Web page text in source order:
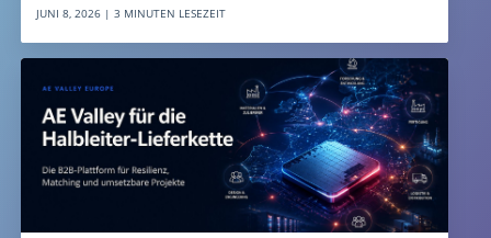
JUNI 8, 2026 | 3 MINUTEN LESEZEIT